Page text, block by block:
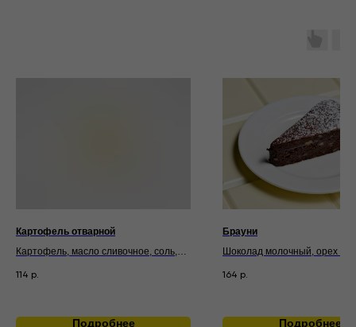
Картофель отварной
Картофель, масло сливочное, соль,
114 р.
Подробнее
Брауни
Шоколад молочный, орех
подсолнечное, сахарная
164 р.
Подробнее